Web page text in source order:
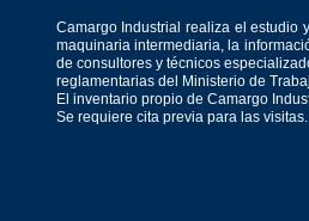
Camargo Industrial realiza el estudio
maquinaria intermediaria, la
de consultores y técnicos
reglamentarias del Ministerio de
El inventario propio de Camargo
Se requiere cita previa para las visitas.